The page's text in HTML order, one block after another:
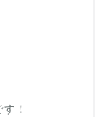
！